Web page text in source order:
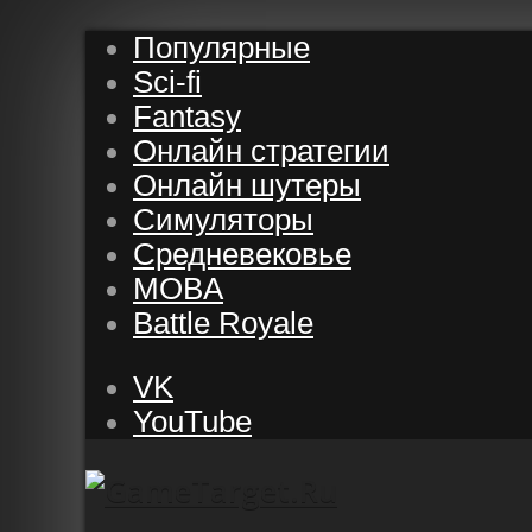
Популярные
Sci-fi
Fantasy
Онлайн стратегии
Онлайн шутеры
Симуляторы
Средневековье
MOBA
Battle Royale
VK
YouTube